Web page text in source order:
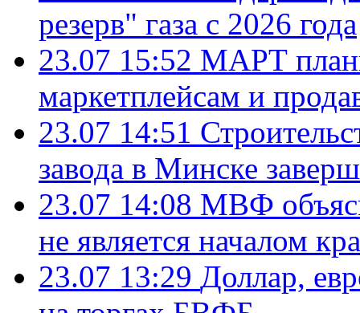
резерв" газа с 2026 года
23.07 15:52 МАРТ
маркетплейсам и
23.07 14:51
завода в Минске
23.07 14:08 МВФ
не является началом
23.07 13:29 Доллар,